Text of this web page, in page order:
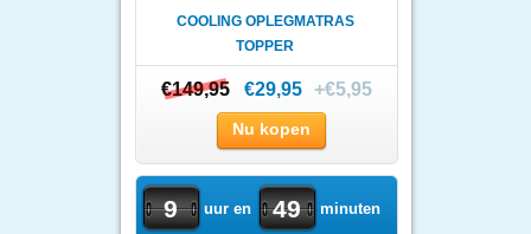
COOLING OPLEGMATRAS
TOPPER
€149,95
€149,95 €29,95 +€5,95
Nu kopen
9 uur en 49 minuten